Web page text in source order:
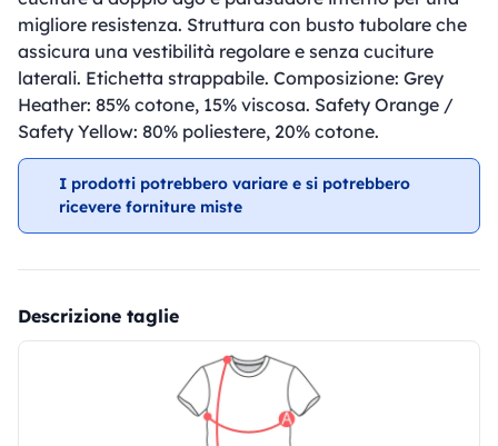
migliore resistenza. Struttura con busto tubolare che
assicura una vestibilità regolare e senza cuciture
laterali. Etichetta strappabile. Composizione: Grey
Heather: 85% cotone, 15% viscosa. Safety Orange /
Safety Yellow: 80% poliestere, 20% cotone.
I prodotti potrebbero variare e si potrebbero
ricevere forniture miste
Descrizione taglie